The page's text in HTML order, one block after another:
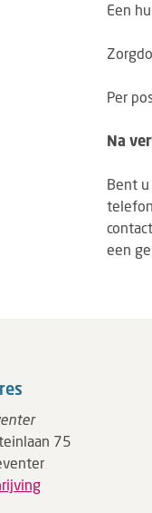
Een
Per
Na
Bent
een
75